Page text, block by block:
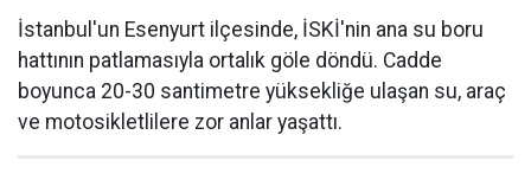
İstanbul'un Esenyurt ilçesinde, İSKİ'nin ana su boru
hattının patlamasıyla ortalık göle döndü. Cadde
boyunca 20-30 santimetre yüksekliğe ulaşan su, araç
ve motosikletlilere zor anlar yaşattı.